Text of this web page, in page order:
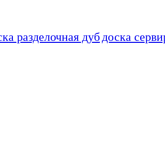
разделочная дуб доска